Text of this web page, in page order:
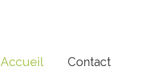
Accueil Contact